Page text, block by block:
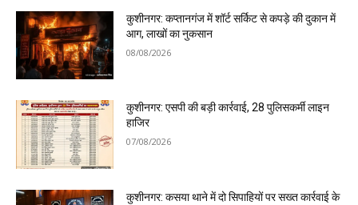
कुशीनगर: कप्तानगंज में शॉर्ट सर्किट से कपड़े की दुकान में
आग, लाखों का नुकसान
08/08/2026
कुशीनगर: एसपी की बड़ी कार्रवाई, 28 पुलिसकर्मी लाइन
हाजिर
07/08/2026
कुशीनगर: कसया थाने में दो सिपाहियों पर सख्त कार्रवाई के